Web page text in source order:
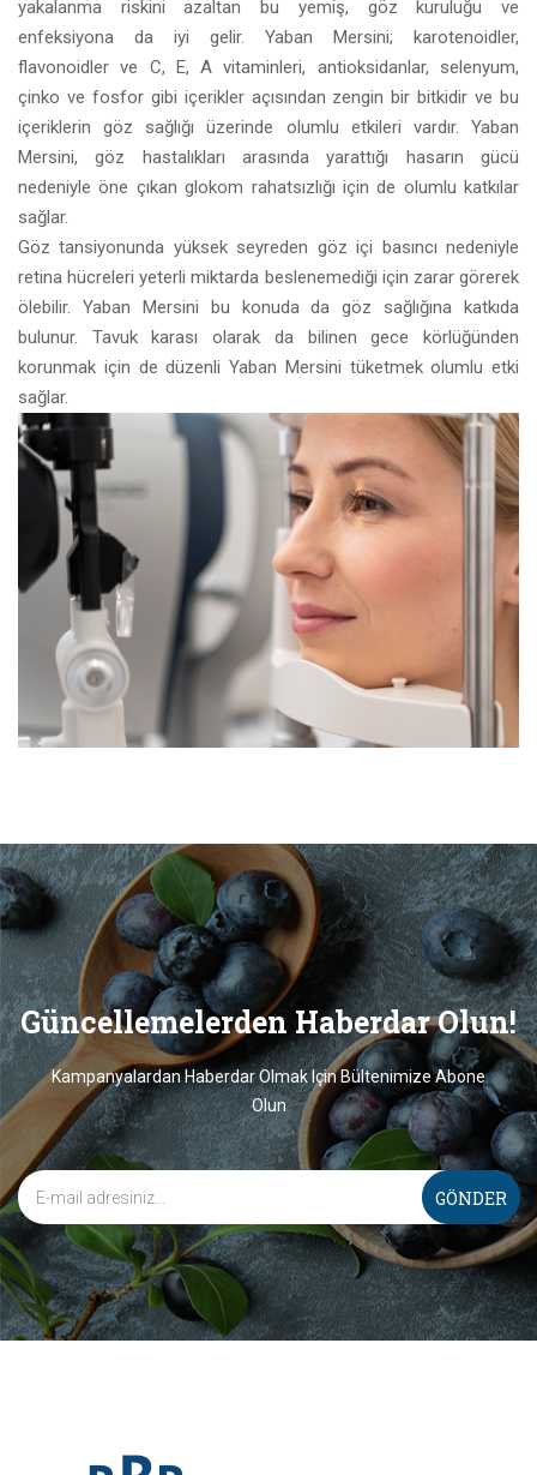
enfeksiyona da iyi gelir. Yaban Mersini; karotenoidler,
flavonoidler ve C, E, A vitaminleri, antioksidanlar, selenyum,
çinko ve fosfor gibi içerikler açısından zengin bir bitkidir ve bu
içeriklerin göz sağlığı üzerinde olumlu etkileri vardır. Yaban
Mersini, göz hastalıkları arasında yarattığı hasarın gücü
nedeniyle öne çıkan glokom rahatsızlığı için de olumlu katkılar
sağlar.
Göz tansiyonunda yüksek seyreden göz içi basıncı nedeniyle
retina hücreleri yeterli miktarda beslenemediği için zarar görerek
ölebilir. Yaban Mersini bu konuda da göz sağlığına katkıda
bulunur. Tavuk karası olarak da bilinen gece körlüğünden
korunmak için de düzenli Yaban Mersini tüketmek olumlu etki
sağlar.
Güncellemelerden Haberdar Olun!
Kampanyalardan Haberdar Olmak Için Bültenimize Abone
Olun